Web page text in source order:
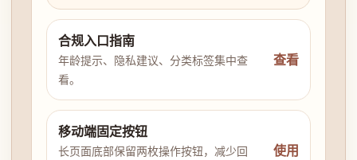
合规入口指南
年龄提示、隐私建议、分类标签集中查
看。
查看
移动端固定按钮
长页面底部保留两枚操作按钮，减少回
使用